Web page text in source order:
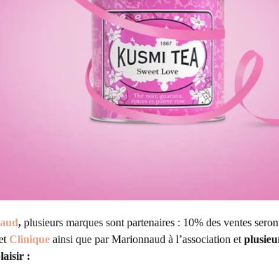
, plusieurs marques sont partenaires : 10% des ventes
Clinique ainsi que parMarionnaud à l’association et
: